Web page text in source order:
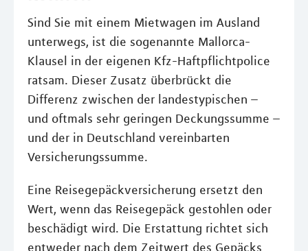
Sind Sie mit einem Mietwagen im Ausland
unterwegs, ist die sogenannte Mallorca-
Klausel in der eigenen Kfz-Haftpflichtpolice
ratsam. Dieser Zusatz überbrückt die
Differenz zwischen der landestypischen –
und oftmals sehr geringen Deckungssumme –
und der in Deutschland vereinbarten
Versicherungssumme.
Eine Reisegepäckversicherung ersetzt den
Wert, wenn das Reisegepäck gestohlen oder
beschädigt wird. Die Erstattung richtet sich
entweder nach dem Zeitwert des Gepäcks